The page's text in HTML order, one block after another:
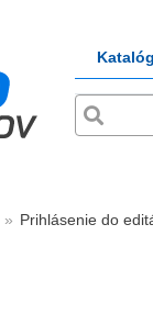
Katalóg
Prihlásenie do